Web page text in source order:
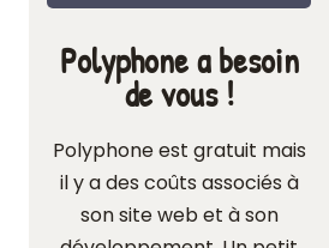
Polyphone a besoin
de vous !
Polyphone est gratuit mais
il y a des coûts associés à
son site web et à son